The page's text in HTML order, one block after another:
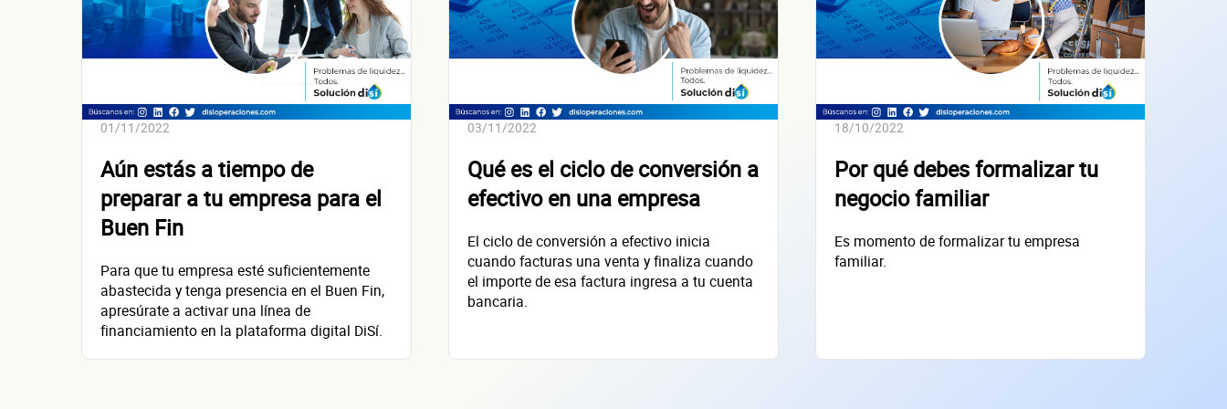
01/11/2022
Aún estás a tiempo de
preparar a tu empresa para el
Buen Fin
Para que tu empresa esté suficientemente
abastecida y tenga presencia en el Buen Fin,
apresúrate a activar una línea de
financiamiento en la plataforma digital DiSí.
03/11/2022
Qué es el ciclo de conversión a
efectivo en una empresa
El ciclo de conversión a efectivo inicia
cuando facturas una venta y finaliza cuando
el importe de esa factura ingresa a tu cuenta
bancaria.
18/10/2022
Por qué debes formalizar tu
negocio familiar
Es momento de formalizar tu empresa
familiar.